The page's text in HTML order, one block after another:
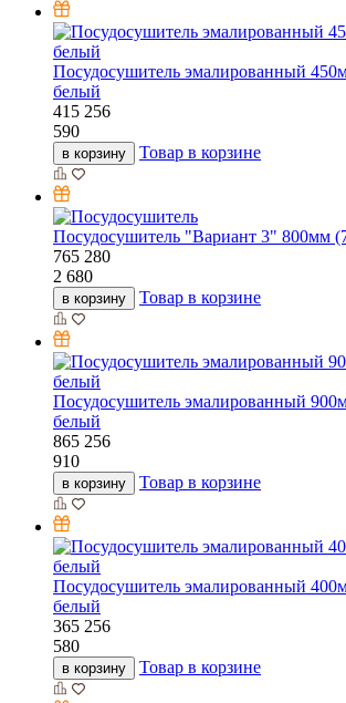
Посудосушитель эмалированный
белый
415 256
590
в корзину Товар в корзине
Посудосушитель "Вариант 3" 800мм
765 280
2 680
в корзину Товар в корзине
Посудосушитель эмалированный
белый
865 256
910
в корзину Товар в корзине
Посудосушитель эмалированный
белый
365 256
580
в корзину Товар в корзине